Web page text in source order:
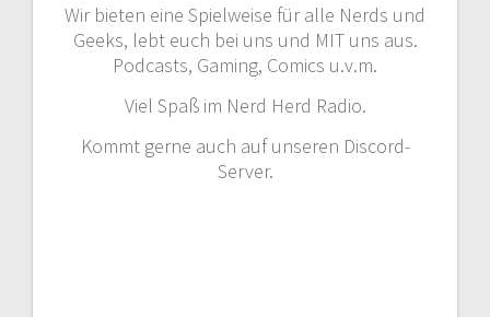
Wir bieten eine Spielweise für alle Nerds und
Geeks, lebt euch bei uns und MIT uns aus.
Podcasts, Gaming, Comics u.v.m.
Viel Spaß im Nerd Herd Radio.
Kommt gerne auch auf unseren Discord-
Server.